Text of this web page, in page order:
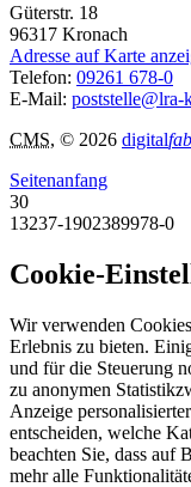
Güterstr. 18
96317 Kronach
Adresse auf Karte
Telefon: 09261 678-0
E-Mail: poststelle@lra-
CMS, © 2026 digital
Seitenanfang
30
13237-1902389978-0
Cookie-
Wir verwenden
Erlebnis zu bieten.
und für die Steuerung
zu anonymen
Anzeige
entscheiden, welche
beachten Sie, dass auf
mehr alle